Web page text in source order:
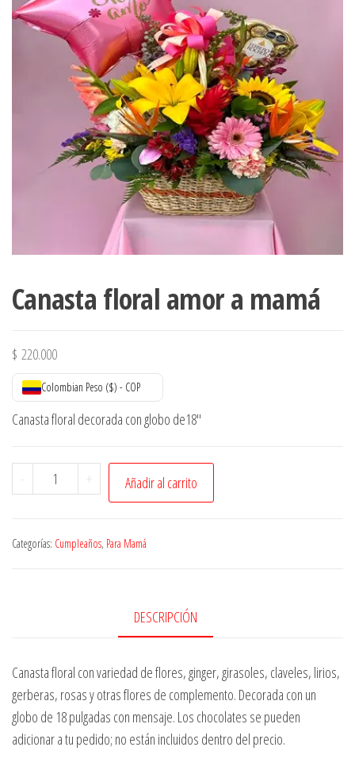
Canasta floral amor a mamá
$ 220.000
Colombian Peso ($) - COP
Canasta floral decorada con globo de18″
-
Canasta
floral
a
+ Añadir al carrito
Categorías: Cumpleaños, Para Mamá
DESCRIPCIÓN
Canasta floral con variedad de flores, ginger, girasoles, claveles, lirios,
gerberas, rosas y otras flores de complemento. Decorada con un
globo de 18 pulgadas con mensaje. Los chocolates se pueden
adicionar a tu pedido; no están incluidos dentro del precio.